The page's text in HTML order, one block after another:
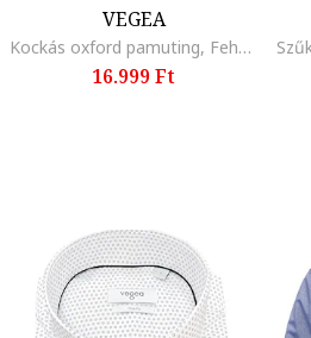
VEGEA
Kockás oxford pamuting, Fehér/Barna/Kék
16.999 Ft